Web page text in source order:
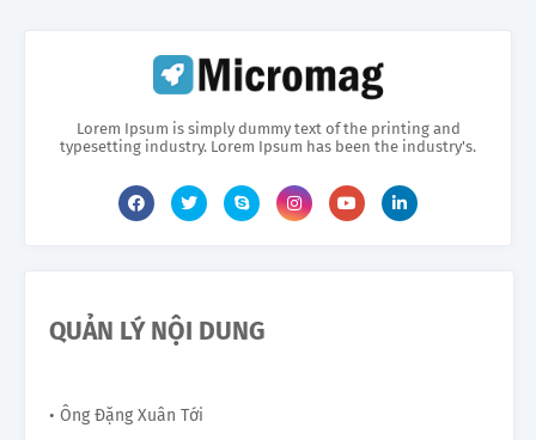
Lorem Ipsum is simply dummy text of the printing and
typesetting industry. Lorem Ipsum has been the industry's.
QUẢN LÝ NỘI DUNG
• Ông Đặng Xuân Tới